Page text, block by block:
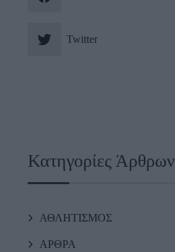
Twitter
Κατηγορίες Άρθρων
ΑΘΛΗΤΙΣΜΟΣ
ΑΡΘΡΑ